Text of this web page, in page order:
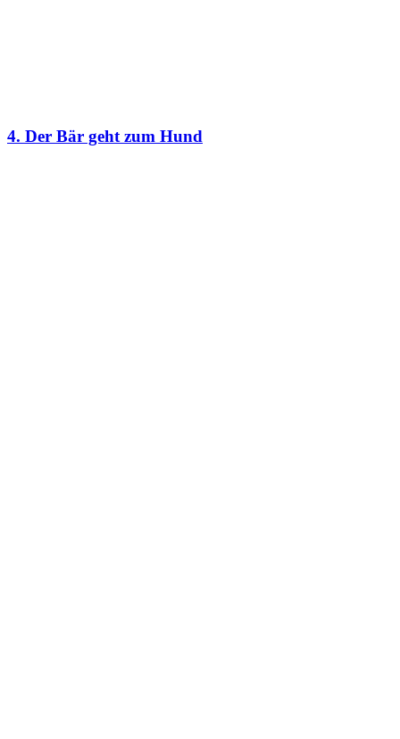
4. Der Bär geht zum Hund